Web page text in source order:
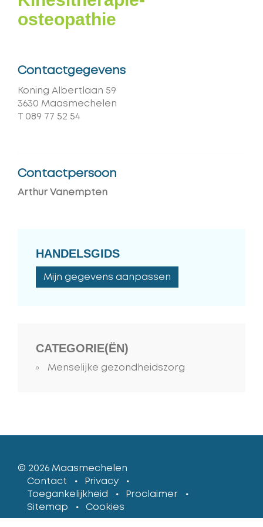
osteopathie
Contactgegevens
Adres
Koning Albertlaan 59
,3630 Maasmechelen
T 089 77 52 54
Contactpersoon
Arthur Vanempten
HANDELSGIDS
Mijn gegevens aanpassen
CATEGORIE(ËN)
Menselijke gezondheidszorg
© 2026 Maasmechelen
Contact
Privacy
Toegankelijkheid
Proclaimer
Sitemap
Cookies